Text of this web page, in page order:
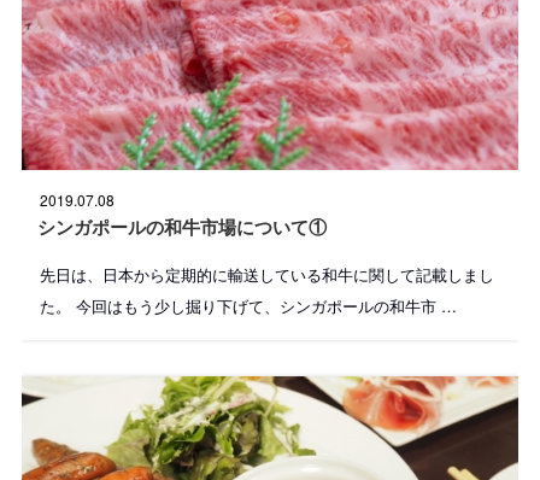
投
稿
日
:
2019.07.08
シンガポールの和牛市場について①
先日は、日本から定期的に輸送している和牛に関して記載しまし
た。 今回はもう少し掘り下げて、シンガポールの和牛市 …